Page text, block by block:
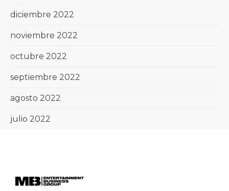
diciembre 2022
noviembre 2022
octubre 2022
septiembre 2022
agosto 2022
julio 2022